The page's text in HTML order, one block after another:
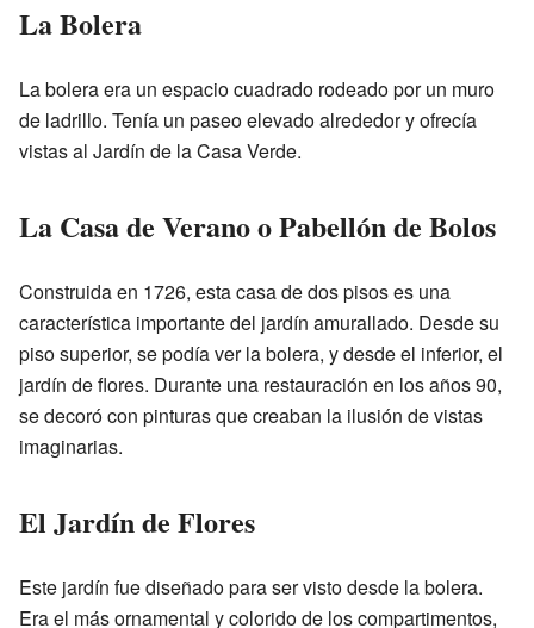
La Bolera
La bolera era un espacio cuadrado rodeado por un muro
de ladrillo. Tenía un paseo elevado alrededor y ofrecía
vistas al Jardín de la Casa Verde.
La Casa de Verano o Pabellón de Bolos
Construida en 1726, esta casa de dos pisos es una
característica importante del jardín amurallado. Desde su
piso superior, se podía ver la bolera, y desde el inferior, el
jardín de flores. Durante una restauración en los años 90,
se decoró con pinturas que creaban la ilusión de vistas
imaginarias.
El Jardín de Flores
Este jardín fue diseñado para ser visto desde la bolera.
Era el más ornamental y colorido de los compartimentos,